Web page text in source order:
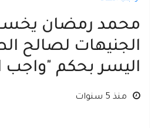
محمد رمضان يخسر
الجنيهات لصالح
اليسر بحكم "واجب
منذ 5 سنوات